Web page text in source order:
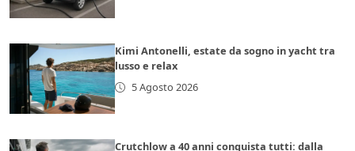
Kimi Antonelli, estate da sogno in yacht tra
lusso e relax
5 Agosto 2026
Crutchlow a 40 anni conquista tutti: dalla